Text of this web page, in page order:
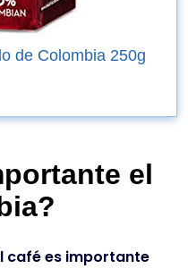
de Colombia 250g
el
café es importante